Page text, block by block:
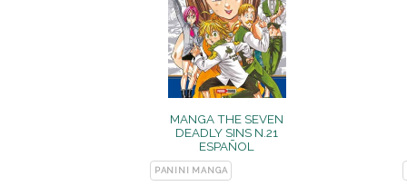
MANGA THE SEVEN
DEADLY SINS N.21
ESPAÑOL
PANINI MANGA